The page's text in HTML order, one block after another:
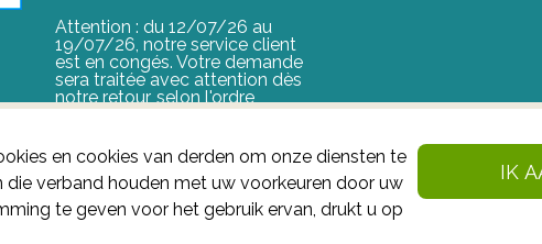
en cookies van derden om onze diensten te
verband houden met uw voorkeuren door uw
te geven voor het gebruik ervan, drukt u op
IK
Attention : du 12/07/26 au
19/07/26, notre service client
est en congés. Votre demande
sera traitée avec attention dès
notre retour, selon l'ordre
d'arrivée.
Het FAGG is de bevoegde autoriteit voor geneesmiddelen
valt onder haar controle.Federaal Agentschap voor